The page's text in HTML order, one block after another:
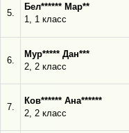
5.
Бел****** Мар**
1, 1 класс
6.
Мур***** Дан***
2, 2 класс
7.
Ков****** Ана******
2, 2 класс